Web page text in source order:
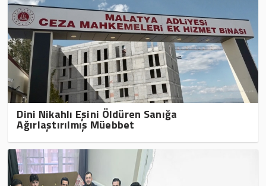
Dini Nikahlı Eşini Öldüren Sanığa
Ağırlaştırılmış Müebbet